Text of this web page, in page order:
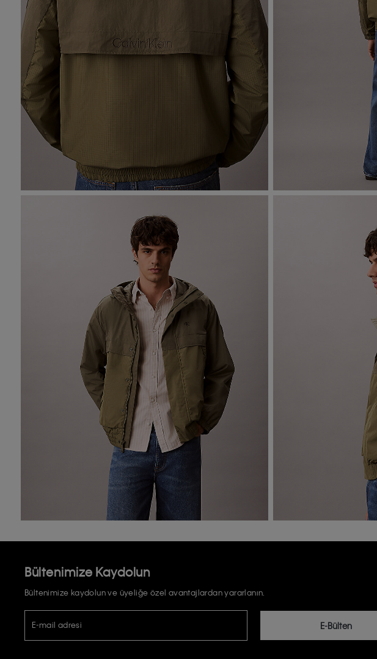
Bültenimize Kaydolun
Bültenimize kaydolun ve üyeliğe özel avantajlardan yararlanın.
E-mail adresi E-Bülten